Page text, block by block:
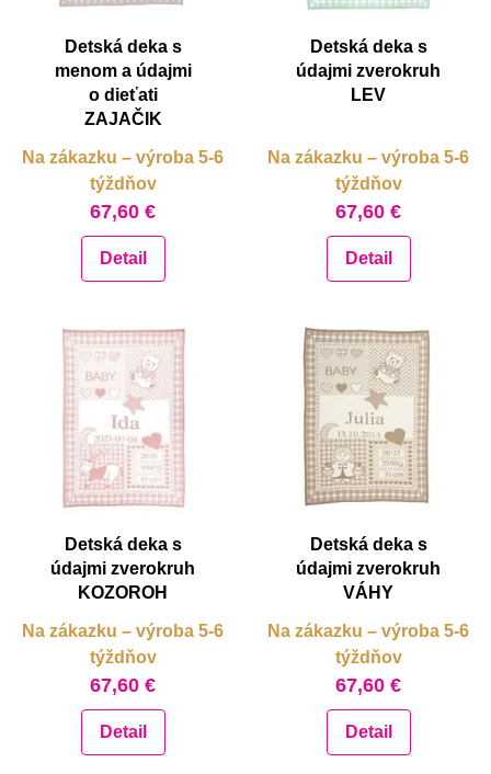
Detská deka s
menom a údajmi
o dieťati
ZAJAČIK
Na zákazku – výroba 5-6
týždňov
67,60 €
Detail
Detská deka s
údajmi zverokruh
LEV
Na zákazku – výroba 5-6
týždňov
67,60 €
Detail
Detská deka s
údajmi zverokruh
KOZOROH
Na zákazku – výroba 5-6
týždňov
67,60 €
Detail
Detská deka s
údajmi zverokruh
VÁHY
Na zákazku – výroba 5-6
týždňov
67,60 €
Detail